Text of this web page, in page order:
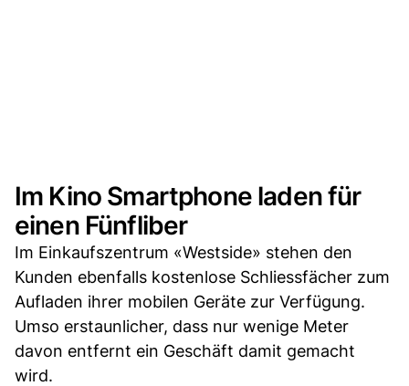
Im Kino Smartphone laden für
einen Fünfliber
Im Einkaufszentrum «Westside» stehen den
Kunden ebenfalls kostenlose Schliessfächer zum
Aufladen ihrer mobilen Geräte zur Verfügung.
Umso erstaunlicher, dass nur wenige Meter
davon entfernt ein Geschäft damit gemacht
wird.